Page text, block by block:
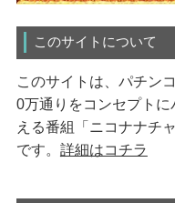
このサイトについて
このサイトは、パチン
0万通りをコンセプト
える番組「ニコナナチ
です。 詳細はコチラ